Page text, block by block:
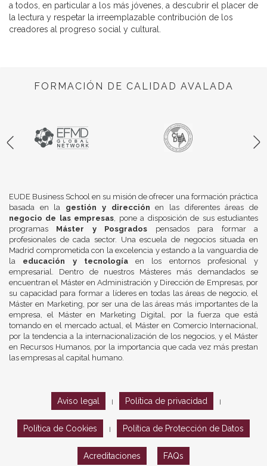
a todos, en particular a los más jóvenes, a descubrir el placer de
la lectura y respetar la irreemplazable contribución de los
creadores al progreso social y cultural.
FORMACIÓN DE CALIDAD AVALADA
EUDE Business School en su misión de ofrecer una formación práctica
basada en la gestión y dirección en las diferentes áreas de
negocio de las empresas, pone a disposición de sus estudiantes
programas Máster y Posgrados pensados para formar a
profesionales de cada sector. Una escuela de negocios situada en
Madrid comprometida con la excelencia y estando a la vanguardia de
la educación y tecnologíaen los entornos profesional y
empresarial. Dentro de nuestros Másteres más demandados se
encuentran el Máster en Administración y Dirección de Empresas, por
su capacidad para formar a líderes en todas las áreas de negocio, el
Máster en Marketing, por ser una de las áreas más importantes de la
empresa, el Máster en Marketing Digital, por la fuerza que está
tomando en el mercado actual, el Máster en Comercio Internacional,
por la tendencia a la internacionalización de los negocios, y el Máster
en Recursos Humanos, por la importancia que cada vez más prestan
las empresas al capital humano.
Aviso legal Política de privacidad
Política de Cookies Política de Protección de Datos
Acreditaciones FAQs